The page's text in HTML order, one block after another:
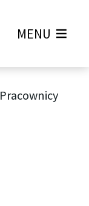
MENU
Pracownicy